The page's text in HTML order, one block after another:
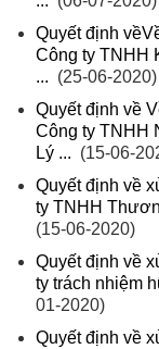
Quyết định
Công ty TNHH
... (25-06-2020)
Quyết định về
Công ty TNHH
Lý ... (15-06-
Quyết định về
ty TNHH
(15-06-2020)
Quyết định về
ty trách nhiệm
01-2020)
Quyết định về